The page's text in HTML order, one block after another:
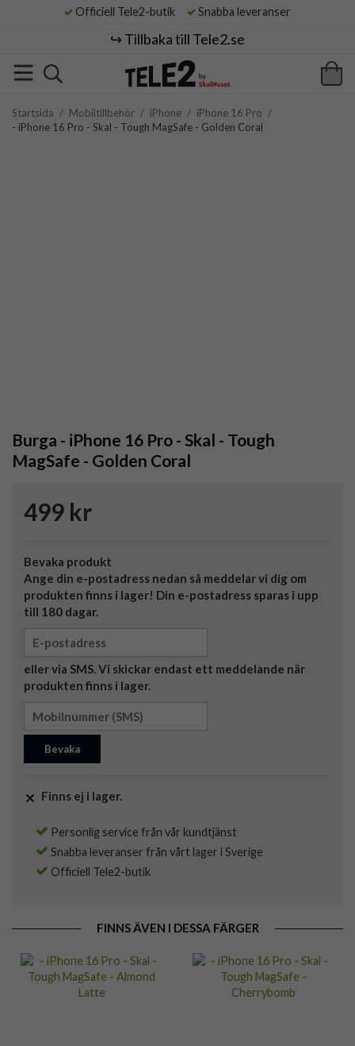
Officiell Tele2-butik Snabba leveranser
↪️ Tillbaka till Tele2.se
Startsida / Mobiltillbehör / iPhone / iPhone 16 Pro /
- iPhone 16 Pro - Skal - Tough MagSafe - Golden Coral
Burga - iPhone 16 Pro - Skal - Tough
MagSafe - Golden Coral
499 kr
Bevaka produkt
Ange din e-postadress nedan så meddelar vi dig om
produkten finns i lager! Din e-postadress sparas i upp
till 180 dagar.
eller via SMS. Vi skickar endast ett meddelande när
produkten finns i lager.
Bevaka
Finns ej i lager.
Personlig service från vår kundtjänst
Snabba leveranser från vårt lager i Sverige
Officiell Tele2-butik
FINNS ÄVEN I DESSA FÄRGER